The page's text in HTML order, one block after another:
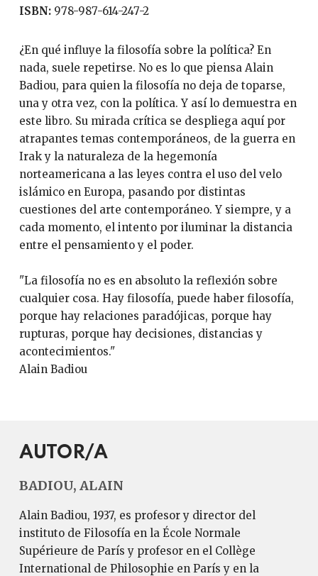
ISBN: 978-987-614-247-2
¿En qué influye la filosofía sobre la política? En
nada, suele repetirse. No es lo que piensa Alain
Badiou, para quien la filosofía no deja de toparse,
una y otra vez, con la política. Y así lo demuestra en
este libro. Su mirada crítica se despliega aquí por
atrapantes temas contemporáneos, de la guerra en
Irak y la naturaleza de la hegemonía
norteamericana a las leyes contra el uso del velo
islámico en Europa, pasando por distintas
cuestiones del arte contemporáneo. Y siempre, y a
cada momento, el intento por iluminar la distancia
entre el pensamiento y el poder.
"La filosofía no es en absoluto la reflexión sobre
cualquier cosa. Hay filosofía, puede haber filosofía,
porque hay relaciones paradójicas, porque hay
rupturas, porque hay decisiones, distancias y
acontecimientos."
Alain Badiou
AUTOR/A
BADIOU, ALAIN
Alain Badiou, 1937, es profesor y director del
instituto de Filosofía en la École Normale
Supérieure de París y profesor en el Collège
International de Philosophie en París y en la